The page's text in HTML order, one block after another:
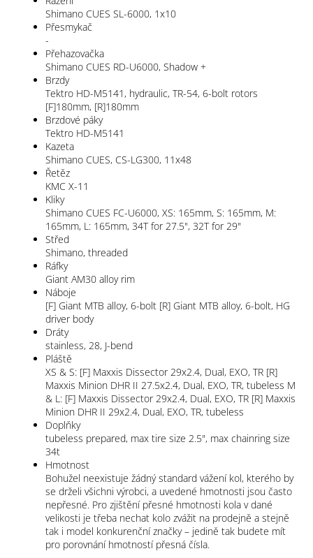
Shimano CUES SL-6000, 1x10
Přesmykač
-
Přehazovačka
Shimano CUES RD-U6000, Shadow +
Brzdy
Tektro HD-M5141, hydraulic, TR-54, 6-bolt rotors
[F]180mm, [R]180mm
Brzdové páky
Tektro HD-M5141
Kazeta
Shimano CUES, CS-LG300, 11x48
Řetěz
KMC X-11
Kliky
Shimano CUES FC-U6000, XS: 165mm, S: 165mm, M:
165mm, L: 165mm, 34T for 27.5", 32T for 29"
Střed
Shimano, threaded
Ráfky
Giant AM30 alloy rim
Náboje
[F] Giant MTB alloy, 6-bolt [R] Giant MTB alloy, 6-bolt, HG
driver body
Dráty
stainless, 28, J-bend
Pláště
XS & S: [F] Maxxis Dissector 29x2.4, Dual, EXO, TR [R]
Maxxis Minion DHR II 27.5x2.4, Dual, EXO, TR, tubeless M
& L: [F] Maxxis Dissector 29x2.4, Dual, EXO, TR [R] Maxxis
Minion DHR II 29x2.4, Dual, EXO, TR, tubeless
Doplňky
tubeless prepared, max tire size 2.5", max chainring size
34t
Hmotnost
Bohužel neexistuje žádný standard vážení kol, kterého by
se drželi všichni výrobci, a uvedené hmotnosti jsou často
nepřesné. Pro zjištění přesné hmotnosti kola v dané
velikosti je třeba nechat kolo zvážit na prodejně a stejně
tak i model konkurenční značky – jedině tak budete mít
pro porovnání hmotností přesná čísla.